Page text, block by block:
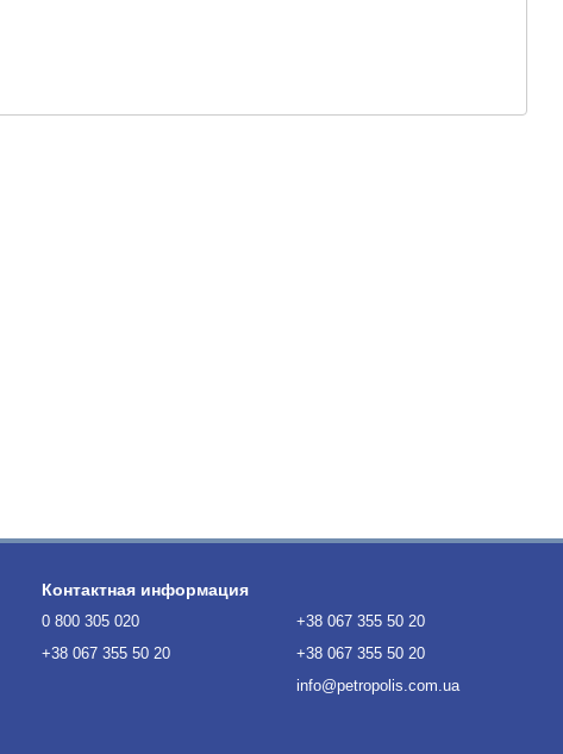
Контактная информация
0 800 305 020
+38 067 355 50 20
+38 067 355 50 20
+38 067 355 50 20
info@petropolis.com.ua